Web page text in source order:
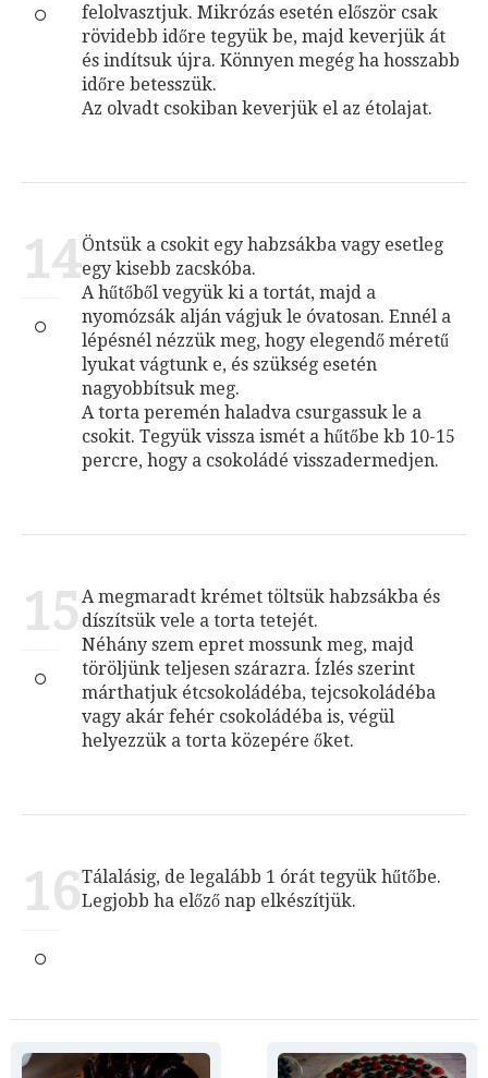
felolvasztjuk. Mikrózás esetén először csak
rövidebb időre tegyük be, majd keverjük át
és indítsuk újra. Könnyen megég ha hosszabb
időre betesszük.
Az olvadt csokiban keverjük el az étolajat.
14Öntsük a csokit egy habzsákba vagy esetleg
egy kisebb zacskóba.
A hűtőből vegyük ki a tortát, majd a
nyomózsák alján vágjuk le óvatosan. Ennél a
lépésnél nézzük meg, hogy elegendő méretű
lyukat vágtunk e, és szükség esetén
nagyobbítsuk meg.
A torta peremén haladva csurgassuk le a
csokit. Tegyük vissza ismét a hűtőbe kb 10-15
percre, hogy a csokoládé visszadermedjen.
15 A megmaradt krémet töltsük habzsákba és
díszítsük vele a torta tetejét.
Néhány szem epret mossunk meg, majd
töröljünk teljesen szárazra. Ízlés szerint
márthatjuk étcsokoládéba, tejcsokoládéba
vagy akár fehér csokoládéba is, végül
helyezzük a torta közepére őket.
16Tálalásig, de legalább 1 órát tegyük hűtőbe.
Legjobb ha előző nap elkészítjük.